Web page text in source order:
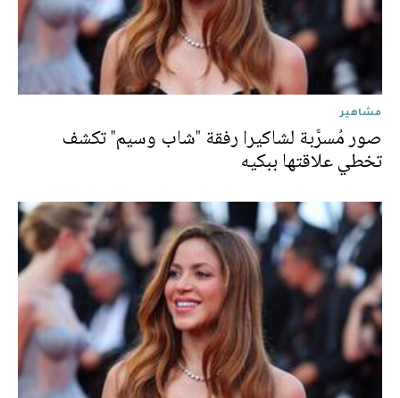
مشاهير
صور مُسرَّبة لشاكيرا رفقة "شاب وسيم" تكشف
تخطي علاقتها ببكيه